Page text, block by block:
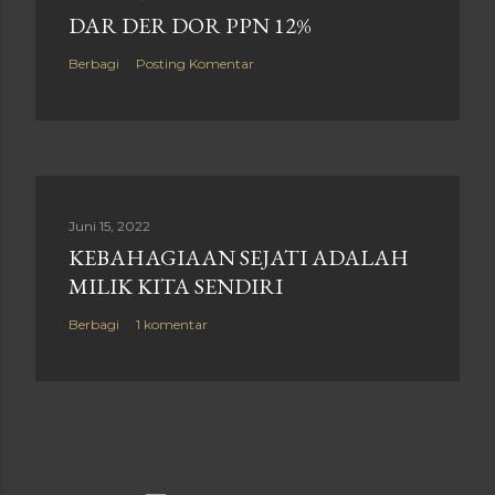
DAR DER DOR PPN 12%
Berbagi Posting Komentar
Juni 15, 2022
KEBAHAGIAAN SEJATI ADALAH
MILIK KITA SENDIRI
Berbagi 1 komentar